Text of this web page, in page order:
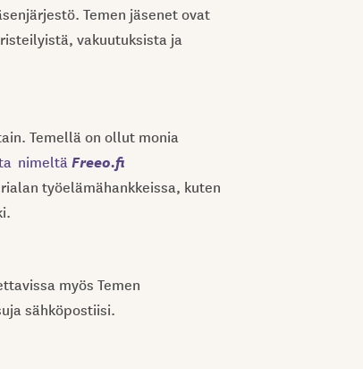
Temen jäsenet ovat
vakuutuksista ja
Temellä on ollut monia
nimeltä Freeo.fi
työelämähankkeissa, kuten
myös Temen
sähköpostiisi.